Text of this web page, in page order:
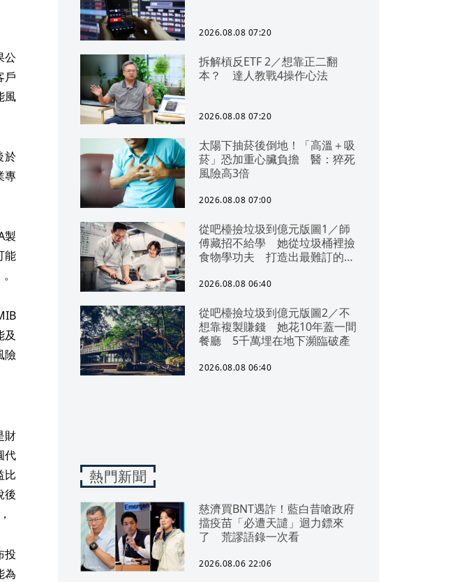
公
戶
風
於
專
製
能
及
險
財
代
比
後
投
為
2026.08.08 07:20
拆解槓反ETF 2／想靠正二翻
本？ 達人教戰4操作心法
2026.08.08 07:20
太陽下抽菸後倒地！「高溫＋吸
菸」恐加重心臟負擔 醫：猝死
風險高3倍
2026.08.08 07:00
從吧檯撿垃圾到億元版圖1／師
傅藏招不給學 她從垃圾桶裡撿
食物學功夫 打造出最難訂的餐
2026.08.08 06:40
從吧檯撿垃圾到億元版圖2／不
想靠複製賺錢 她花10年蓋一間
餐廳 5千萬埋在地下瀕臨破產
2026.08.08 06:40
熱門新聞
慈濟買BNT遇詐！藍白昔嗆政府
擋疫苗「必遭天譴」迴力鏢來
了 荒謬語錄一次看
2026.08.06 22:06